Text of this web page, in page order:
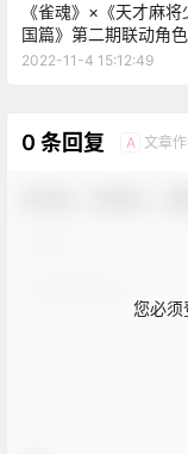
《雀魂》×《天才麻
国篇》第二期联动角
美穗子”
2022-11-4 15:12:49
0 条回复 A 文章
您必须